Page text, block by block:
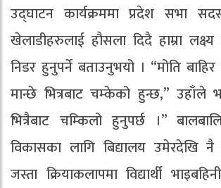
उद्घाटन कार्यक्रममा प्रदेश सभा
खेलाडीहरुलाई हौसला दिदै हाम्रा
निडर हुनुपर्ने बताउनुभयो । “मोति
मान्छे भित्रबाट चम्केको हुन्छ,” उहाँले
भित्रैबाट चम्किलो हुनुपर्छ ।”
विकासका लागि बिद्यालय
जस्ता क्रियाकलापमा विद्यार्थी